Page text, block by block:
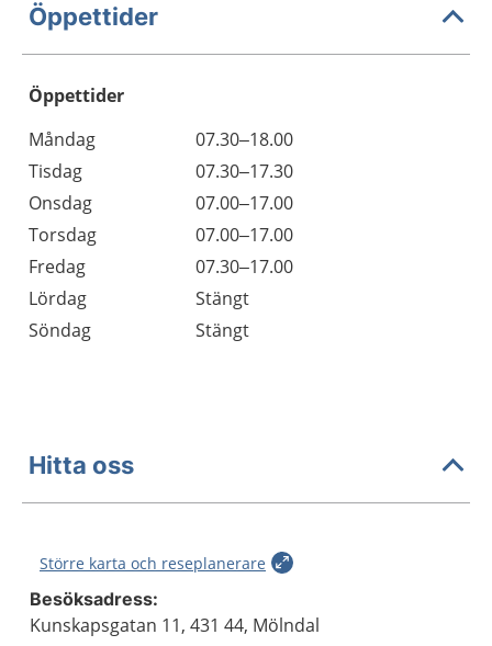
Öppettider
Öppettider
Dag
Öppettider
Kommentarer
Måndag
07.30–18.00
Tisdag
07.30–17.30
Onsdag
07.00–17.00
Torsdag
07.00–17.00
Fredag
07.30–17.00
Lördag
Stängt
Söndag
Stängt
Hitta oss
Större karta och reseplanerare
Besöksadress:
Kunskapsgatan 11, 431 44, Mölndal